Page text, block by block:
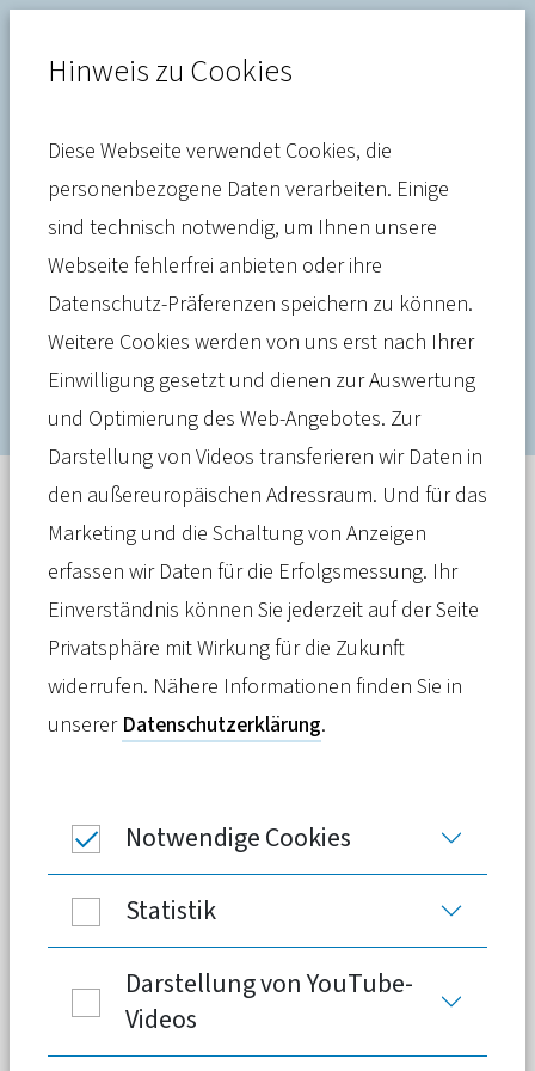
Pflege
Rekordjahr für Medicproof –
Versicherte profitieren von
Begutachtungsmix
Meldung 05. April 2023
Die Aufträge für Pflegegutachten beim
medizinischen Dienst der Privaten sind
im Jahr 2022 weiter gestiegen. Der
Service kommt gut bei den Versicherten
an: In der Kundenbefragung punktet das
Begutachtung digital oder vor Ort.
267.897 Gutachten hat Medicproofim
vergangenen Jahr erstellt – so viele Aufträge
wie nie zuvor. Im Vergleich zum Vorjahr stieg
das Auftragsaufkommen beim medizinische
Hinweis zu Cookies
Diese Webseite verwendet Cookies, die
personenbezogene Daten verarbeiten. Einige
sind technisch notwendig, um Ihnen unsere
Webseite fehlerfrei anbieten oder ihre
Datenschutz-Präferenzen speichern zu können.
Weitere Cookies werden von uns erst nach Ihrer
Einwilligung gesetzt und dienen zur Auswertung
und Optimierung des Web-Angebotes. Zur
Darstellung von Videos transferieren wir Daten in
den außereuropäischen Adressraum. Und für das
Marketing und die Schaltung von Anzeigen
erfassen wir Daten für die Erfolgsmessung. Ihr
Einverständnis können Sie jederzeit auf der Seite
Privatsphäre mit Wirkung für die Zukunft
widerrufen. Nähere Informationen finden Sie in
unserer Datenschutzerklärung.
Notwendige Cookies
Statistik
Darstellung von YouTube-
Videos